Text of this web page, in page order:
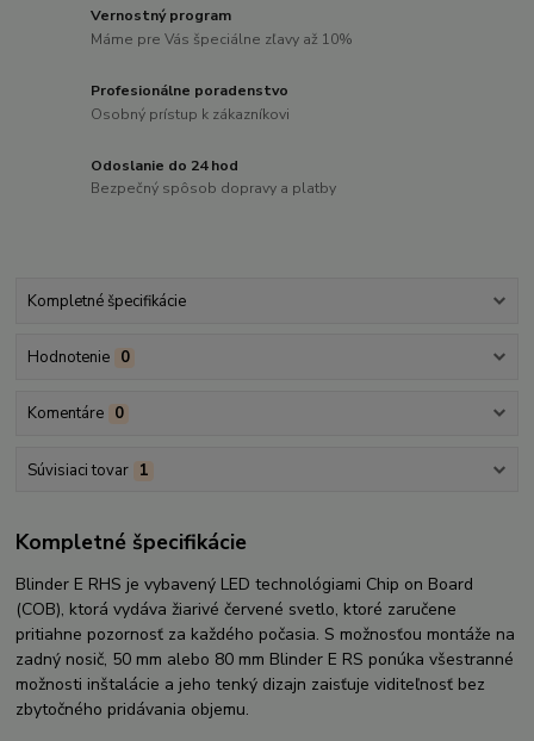
Vernostný program
Máme pre Vás špeciálne zľavy až 10%
Profesionálne poradenstvo
Osobný prístup k zákazníkovi
Odoslanie do 24 hod
Bezpečný spôsob dopravy a platby
Kompletné špecifikácie
Hodnotenie 0
Komentáre 0
Súvisiaci tovar 1
Kompletné špecifikácie
Blinder E RHS je vybavený LED technológiami Chip on Board
(COB), ktorá vydáva žiarivé červené svetlo, ktoré zaručene
pritiahne pozornosť za každého počasia. S možnosťou montáže na
zadný nosič, 50 mm alebo 80 mm Blinder E RS ponúka všestranné
možnosti inštalácie a jeho tenký dizajn zaisťuje viditeľnosť bez
zbytočného pridávania objemu.